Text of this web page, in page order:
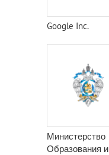
Google Inc.
Министерство
Образования и